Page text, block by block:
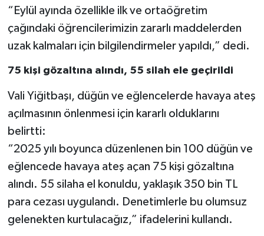
“Eylül ayında özellikle ilk ve ortaöğretim
çağındaki öğrencilerimizin zararlı maddelerden
uzak kalmaları için bilgilendirmeler yapıldı,” dedi.
75 kişi gözaltına alındı, 55 silah ele geçirildi
Vali Yiğitbaşı, düğün ve eğlencelerde havaya ateş
açılmasının önlenmesi için kararlı olduklarını
belirtti:
“2025 yılı boyunca düzenlenen bin 100 düğün ve
eğlencede havaya ateş açan 75 kişi gözaltına
alındı. 55 silaha el konuldu, yaklaşık 350 bin TL
para cezası uygulandı. Denetimlerle bu olumsuz
gelenekten kurtulacağız,” ifadelerini kullandı.